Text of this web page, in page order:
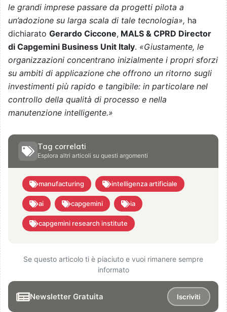
le grandi imprese passare da progetti pilota a
un’adozione su larga scala di tale tecnologia», ha
dichiarato Gerardo Ciccone, MALS & CPRD Director
di Capgemini Business Unit Italy. «Giustamente, le
organizzazioni concentrano inizialmente i propri sforzi
su ambiti di applicazione che offrono un ritorno sugli
investimenti più rapido e tangibile: in particolare nel
controllo della qualità di processo e nella
manutenzione intelligente.»
Tag correlati
Esplora altri articoli su questi argomenti
manufacturing intelligenza artificiale
ai capgemini ia
capgemini research institute
Se questo articolo ti è piaciuto e vuoi rimanere sempre
informato
Newsletter Gratuita Iscriviti